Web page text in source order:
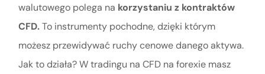
walutowego polega na korzystaniu z kontraktów
CFD.To instrumenty pochodne, dzięki którym
możesz przewidywać ruchy cenowe danego aktywa.
Jak to działa? W tradingu na CFD na forexie masz